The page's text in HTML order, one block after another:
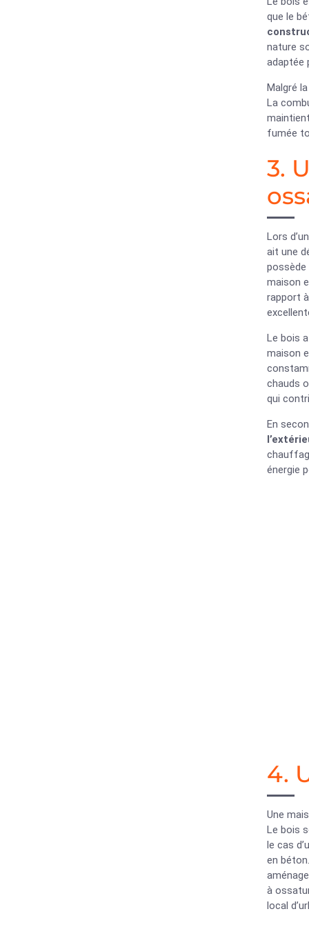
que le
nature
adaptée
Malgré
La
fumée
3.
Lors
ait une
maison
rapport
Le bois
maison
chauds
qui
En
énergie
4.
Une
Le bois
le cas
en
à
local